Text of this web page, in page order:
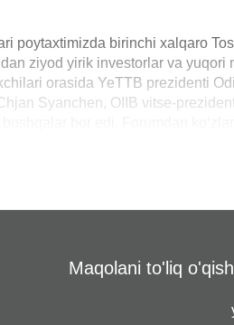
poytaxtimizda birinchi xalqaro
ziyod yirik investorlar va
orasida YeTTB prezidenti
Syanchen, OIIB vitse-
Maqolani to'liq